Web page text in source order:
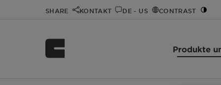
SHARE KONTAKT DE - US CONTRAST
Produkte